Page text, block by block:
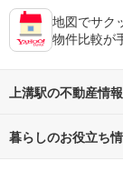
地図でサク
物件比較が
上溝駅の不動産情
不動産・住宅
暮らしのお役立ち